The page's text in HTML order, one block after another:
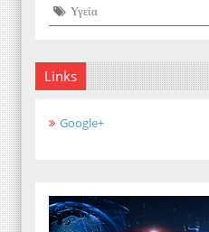
Υγεία
Links
Google+